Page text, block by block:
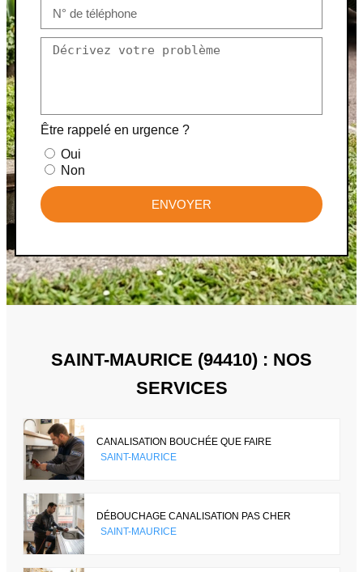
Être rappelé en urgence ?
Oui
Non
ENVOYER
SAINT-MAURICE (94410) : NOS
SERVICES
CANALISATION BOUCHÉE QUE FAIRE
SAINT-MAURICE
DÉBOUCHAGE CANALISATION PAS CHER
SAINT-MAURICE